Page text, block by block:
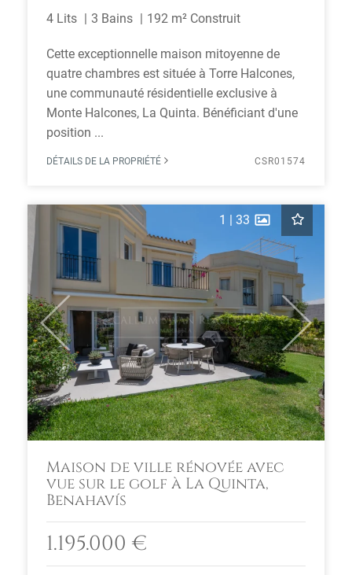
4 Lits 3 Bains 192 m² Construit
Cette exceptionnelle maison mitoyenne de
quatre chambres est située à Torre Halcones,
une communauté résidentielle exclusive à
Monte Halcones, La Quinta. Bénéficiant d'une
position ...
DÉTAILS DE LA PROPRIÉTÉ CSR01574
Previous Next
1 | 33
Maison de ville rénovée avec
vue sur le golf à La Quinta,
Benahavís
1.195.000 €